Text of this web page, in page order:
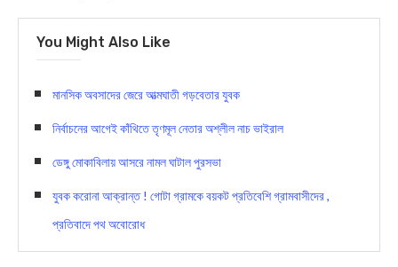
You Might Also Like
মানসিক অবসাদের জেরে আত্মঘাতী গড়বেতার যুবক
নির্বাচনের আগেই কাঁথিতে তৃণমূল নেতার অশ্লীল নাচ ভাইরাল
ডেঙ্গু মোকাবিলায় আসরে নামল ঘাটাল পুরসভা
যুবক করোনা আক্রান্ত ! গোটা গ্রামকে বয়কট প্রতিবেশি গ্রামবাসীদের ,
প্রতিবাদে পথ অবোরোধ